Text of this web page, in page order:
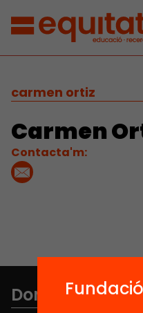
carmen ortiz
Carmen
Contacta'm:
Don't miss